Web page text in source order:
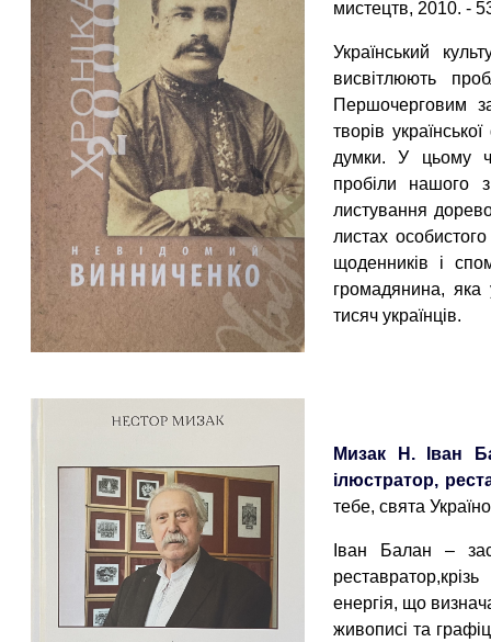
мистецтв, 2010. -
Український
висвітлюють
Першочерговим
творів
думки. У цьому
пробіли нашого
листування
листах
щоденників і
громадянина,
тисяч українців.
Мизак Н. Іван
ілюстратор,
тебе, свята
Іван Балан –
енергія, що
живописі та